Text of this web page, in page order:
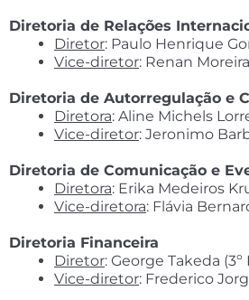
Diretoria de Relações
Diretor: Paulo Henrique
Vice-diretor: Renan
Diretoria de Autorregulação e
Diretora: Aline Michels
Vice-diretor: Jeronimo
Diretoria de Comunicação e
Diretora: Erika Medeiros
Vice-diretora: Flávia
Diretoria Financeira
Diretor: George Takeda
Vice-diretor: Frederico